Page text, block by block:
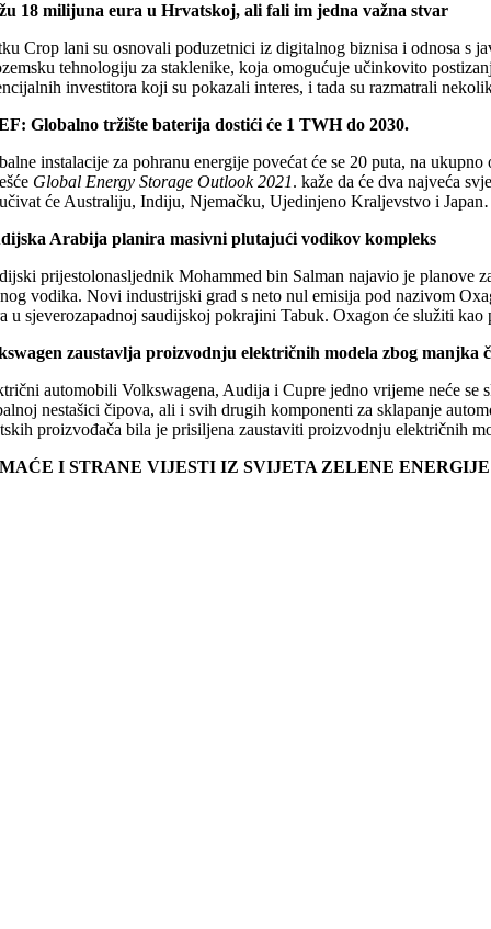
18 milijuna eura u Hrvatskoj, ali fali im jedna važna stvar
Crop lani su osnovali poduzetnici iz digitalnog biznisa i odnosa s
tehnologiju za staklenike, koja omogućuje učinkovito
investitora koji su pokazali interes, i tada su razmatrali
Globalno tržište baterija dostići će 1 TWH do 2030.
instalacije za pohranu energije povećat će se 20 puta, na
Global Energy Storage Outlook 2021. kaže da će dva najveća
će ​​Australiju, Indiju, Njemačku, Ujedinjeno Kraljevstvo i
Arabija planira masivni plutajući vodikov kompleks
prijestolonasljednik Mohammed bin Salman najavio je planove
vodika. Novi industrijski grad s neto nul emisija pod nazivom
u sjeverozapadnoj saudijskoj pokrajini Tabuk. Oxagon će služiti
zaustavlja proizvodnju električnih modela zbog manjka
automobili Volkswagena, Audija i Cupre jedno vrijeme neće
nestašici čipova, ali i svih drugih komponenti za sklapanje
proizvođača bila je prisiljena zaustaviti proizvodnju električnih
I STRANE VIJESTI IZ SVIJETA ZELENE